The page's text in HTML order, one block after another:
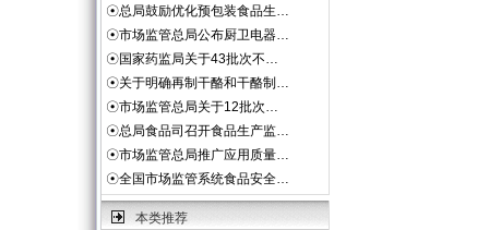
☉总局鼓励优化预包装食品生…
☉市场监管总局公布厨卫电器…
☉国家药监局关于43批次不…
☉关于明确再制干酪和干酪制…
☉市场监管总局关于12批次…
☉总局食品司召开食品生产监…
☉市场监管总局推广应用质量…
☉全国市场监管系统食品安全…
本类推荐